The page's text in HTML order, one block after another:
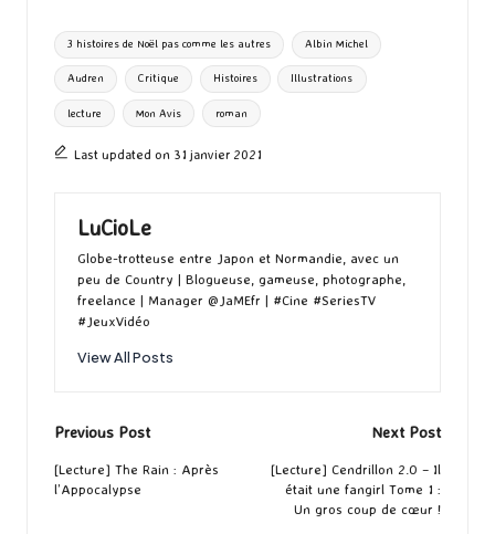
o
o
k
d
o
n
l
ky bl
r
ta
g
er
Tags:
3 histoires de Noël pas comme les autres Albin Michel
Audren Critique Histoires Illustrations
lecture Mon Avis roman
Last updated on 31 janvier 2021
LuCioLe
Globe-trotteuse entre Japon et Normandie, avec un
peu de Country | Blogueuse, gameuse, photographe,
freelance | Manager @JaMEfr | #Cine #SeriesTV
#JeuxVidéo
View All Posts
Post
navigation
Previous Post
[Lecture] The Rain : Après
l’Appocalypse
Next Post
[Lecture] Cendrillon 2.0 – Il
était une fangirl Tome 1 :
Un gros coup de cœur !